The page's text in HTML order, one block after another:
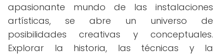
apasionante mundo de las instalaciones
artísticas, se abre un universo de
posibilidades creativas y conceptuales.
Explorar la historia, las técnicas y la